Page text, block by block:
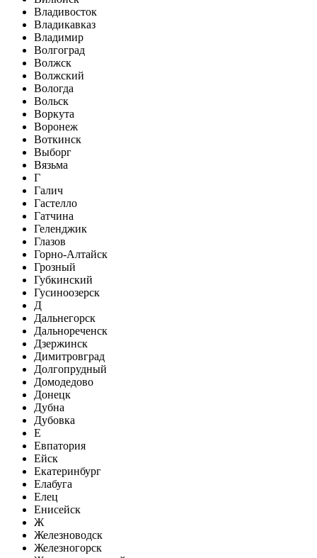
Владивосток
Владикавказ
Владимир
Волгоград
Волжск
Волжский
Вологда
Вольск
Воркута
Воронеж
Воткинск
Выборг
Вязьма
Г
Галич
Гастелло
Гатчина
Геленджик
Глазов
Горно-Алтайск
Грозный
Губкинский
Гусиноозерск
Д
Дальнегорск
Дальнореченск
Дзержинск
Димитровград
Долгопрудный
Домодедово
Донецк
Дубна
Дубовка
Е
Евпатория
Ейск
Екатеринбург
Елабуга
Елец
Енисейск
Ж
Железноводск
Железногорск